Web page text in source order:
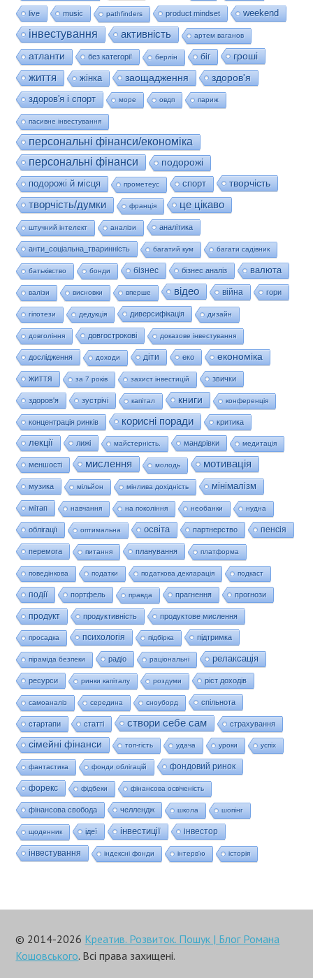
live music pathfinders product mindset weekend
інвестування активність артем ваганов
атланти без категорії берлін біг гроші
життя жінка заощадження здоров'я
здоров'я і спорт море овдп париж
пасивне інвестування
персональні фінанси/економіка
персональні фінанси
подорожі
подорожі й місця
прометеус спорт
творчість
творчість/думки
франція це цікаво
штучний інтелект аналізи аналітика
анти_соціальна_тваринність багатий кум багати садівник
батьківство бонди бізнес бізнес аналіз валюта
валізи висновки вперше відео війна гори
гіпотези дедукція диверсифікація дизайн
довгоління довгострокові доказове інвестування
дослідження доходи діти еко економіка
життя за 7 років захист інвестицій звички
здоров'я зустрічі капітал книги конференція
концентрація ринків корисні поради критика
лекції лижі майстерність. мандрівки медитація
меншості мислення молодь мотивація
музика мільйон мінлива дохідність мінімалізм
мітап навчання на покоління необанки нудна
облігації оптимальна освіта партнерство пенсія
перемога питання планування платформа
поведінкова податки податкова декларація подкаст
події портфель правда прагнення прогнози
продукт продуктивність продуктове мислення
просадка психологія підбірка підтримка
піраміда безпеки радіо раціональні релаксація
ресурси ринки капіталу роздуми ріст доходів
самоаналіз середина сноуборд спільнота
стартапи статті створи себе сам страхування
сімейні фінанси топ-гість удача уроки успіх
фантастика фонди облігацій фондовий ринок
форекс фідбеки фінансова освіченість
фінансова свобода челлендж школа шопінг
щоденник ідеї інвестиції інвестор
інвестування індексні фонди інтерв'ю історія
© 2014-2026 Креатив. Розвиток. Пошук | Блог Романа
Кошовського. Всі права захищені.